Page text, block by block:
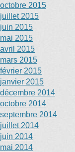
octobre 2015
juillet 2015
juin 2015
mai 2015
avril 2015
mars 2015
février 2015
janvier 2015
décembre 2014
octobre 2014
septembre 2014
juillet 2014
juin 2014
mai 2014